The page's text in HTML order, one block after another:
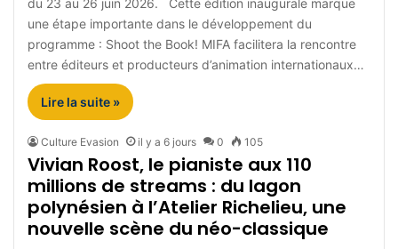
une étape importante dans le développement du
programme : Shoot the Book! MIFA facilitera la rencontre
entre éditeurs et producteurs d’animation internationaux…
Lire la suite »
Culture Evasion il y a 6 jours 0 105
Vivian Roost, le pianiste aux 110
millions de streams : du lagon
polynésien à l’Atelier Richelieu, une
nouvelle scène du néo-classique